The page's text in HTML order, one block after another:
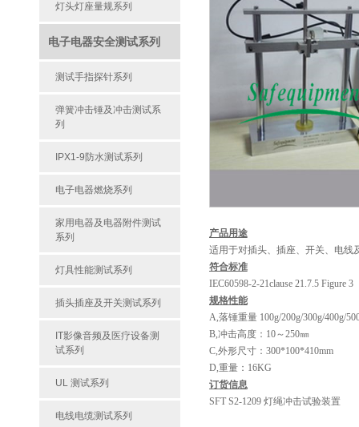
灯头灯座量规系列
电子电器安全测试系列
测试手指探针系列
弹簧冲击锤及冲击测试系
列
IPX1-9防水测试系列
电子电器燃烧系列
家用电器及电器附件测试
系列
灯具性能测试系列
插头插座及开关测试系列
IT影像音频及医疗设备测
试系列
UL 测试系列
电线电缆测试系列
产品用途
适用于对插头、插座、开关、电线
符合标准
IEC60598-2-21clause 21.7.5 Figure 3
规格性能
A,落锤重量 100g/200g/300g/400g/
B,冲击高度：10～250㎜
C,外形尺寸：300*100*410mm
D,重量：16KG
订货信息
SFT S2-1209 灯绳冲击试验装置